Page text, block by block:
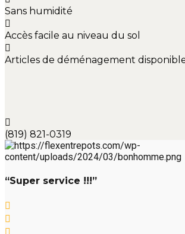
Sans humidité
Accès facile au niveau du sol
Articles de déménagement
(819) 821-0319
“Super service !!!”